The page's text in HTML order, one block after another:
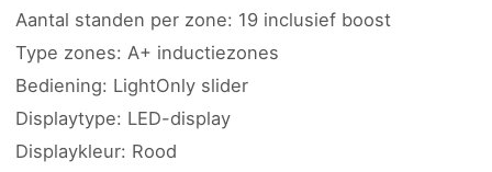
Aantal standen per zone: 19 inclusief boost
Type zones: A+ inductiezones
Bediening: LightOnly slider
Displaytype: LED-display
Displaykleur: Rood